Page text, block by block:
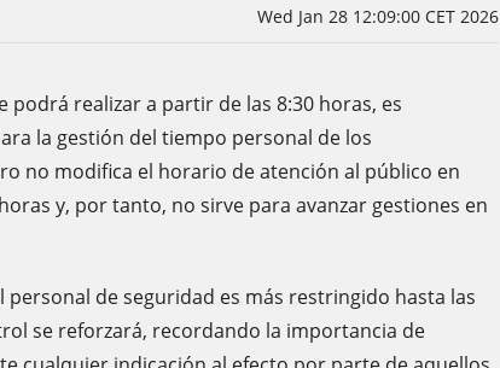
Wed Jan 28 12:09:00 CET 2026
podrá realizar a partir de las 8:30 horas, es
la gestión del tiempo personal de los
no modifica el horario de atención al público en
y, por tanto, no sirve para avanzar gestiones en
personal de seguridad es más restringido hasta las
se reforzará, recordando la importancia de